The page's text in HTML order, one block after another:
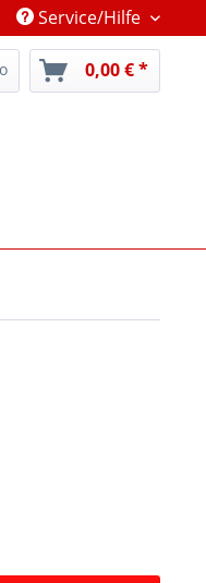
Service/Hilfe
0,00 € *